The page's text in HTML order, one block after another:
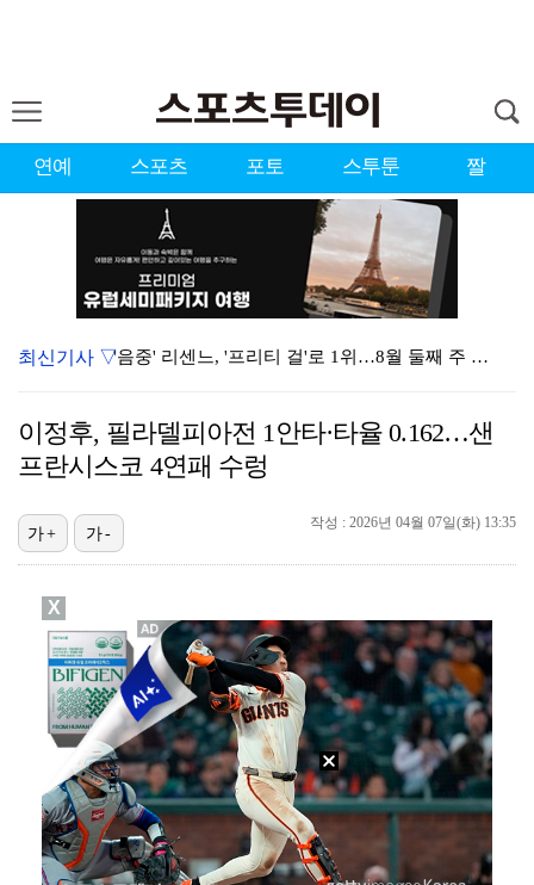
연예 스포츠 포토 스투툰 짤
'음중' 리센느, '프리티 걸'로 1위…8월 둘째 주 …
강채연, 제주삼다수 3R 선두 질주…서어진·장은수 1타…
"큰 섭섭함 안겨 미안"…블랙핑크 지수, 10주년 잡음…
'전참시' 리센느 메이 "희망 보이지 않아 팀 탈퇴 고…
생애 첫 승 노리는 강채연·서어진·장은수, 제주삼다수 …
[ST포토] 정지효, 퍼터 확인
축구협회 성접대 파문에 더불어민주당 "타락한 뒷거래로 …
최신기사 ▽
이정후, 필라델피아전 1안타·타율 0.162…샌
프란시스코 4연패 수렁
작성 : 2026년 04월 07일(화) 13:35
가+ 가-
X